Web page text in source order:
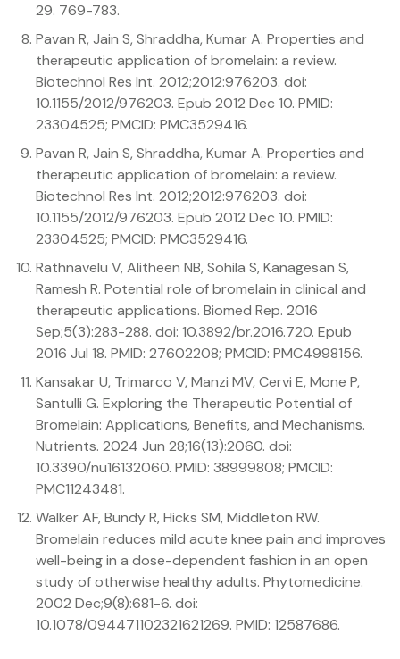
29. 769-783.
Pavan R, Jain S, Shraddha, Kumar A. Properties and
therapeutic application of bromelain: a review.
Biotechnol Res Int. 2012;2012:976203. doi:
10.1155/2012/976203. Epub 2012 Dec 10. PMID:
23304525; PMCID: PMC3529416.
Pavan R, Jain S, Shraddha, Kumar A. Properties and
therapeutic application of bromelain: a review.
Biotechnol Res Int. 2012;2012:976203. doi:
10.1155/2012/976203. Epub 2012 Dec 10. PMID:
23304525; PMCID: PMC3529416.
Rathnavelu V, Alitheen NB, Sohila S, Kanagesan S,
Ramesh R. Potential role of bromelain in clinical and
therapeutic applications. Biomed Rep. 2016
Sep;5(3):283-288. doi: 10.3892/br.2016.720. Epub
2016 Jul 18. PMID: 27602208; PMCID: PMC4998156.
Kansakar U, Trimarco V, Manzi MV, Cervi E, Mone P,
Santulli G. Exploring the Therapeutic Potential of
Bromelain: Applications, Benefits, and Mechanisms.
Nutrients. 2024 Jun 28;16(13):2060. doi:
10.3390/nu16132060. PMID: 38999808; PMCID:
PMC11243481.
Walker AF, Bundy R, Hicks SM, Middleton RW.
Bromelain reduces mild acute knee pain and improves
well-being in a dose-dependent fashion in an open
study of otherwise healthy adults. Phytomedicine.
2002 Dec;9(8):681-6. doi:
10.1078/094471102321621269. PMID: 12587686.